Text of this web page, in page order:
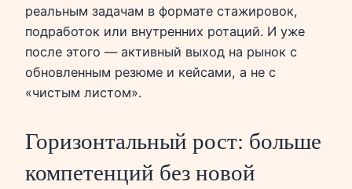
реальным задачам в формате стажировок,
подработок или внутренних ротаций. И уже
после этого — активный выход на рынок с
обновленным резюме и кейсами, а не с
«чистым листом».
Горизонтальный рост: больше
компетенций без новой